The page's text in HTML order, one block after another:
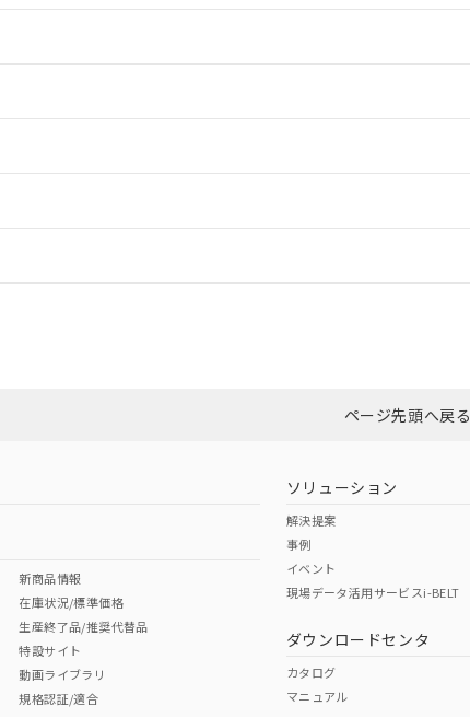
ダウンロードはこちら
Cr(VI)
ページ先頭へ戻る
新商品情報
在庫状況/標準価格
生産終了品/推奨代替品
特設サイト
動画ライブラリ
規格認証/適合
ソリューション
解決提案
事例
イベント
現場データ活用サービスi-BELT
ダウンロードセンタ
カタログ
マニュアル